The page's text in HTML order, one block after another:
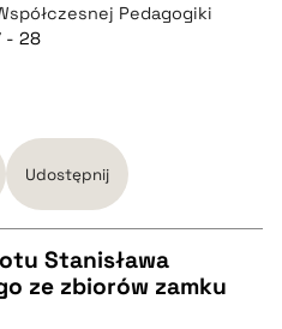
Pedagogiki
- 28
Udostępnij
Stanisława
ze zbiorów zamku